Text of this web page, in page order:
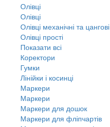
Олівці
Олівці
Олівці механічні та цангові
Олівці прості
Показати всі
Коректори
Гумки
Лінійки і косинці
Маркери
Маркери
Маркери для дошок
Маркери для фліпчартів